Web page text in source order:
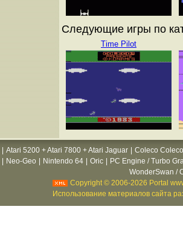
Следующие игры по
Time Pilot
Atari 5200 + Atari 7800 + Atari Jaguar
Coleco
Neo-Geo Nintendo 64 Oric
PC Engine / Turbo
WonderSwan /
Copyright © 2006-2026 Portal
Использование материалов сайта